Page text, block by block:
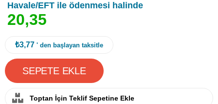
Havale/EFT ile ödenmesi halinde
20,35
₺3,77 ' den başlayan taksitle
Toptan İçin Teklif Sepetine Ekle